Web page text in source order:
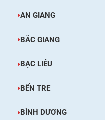
AN GIANG
BẮC GIANG
BẠC LIÊU
BẾN TRE
BÌNH DƯƠNG